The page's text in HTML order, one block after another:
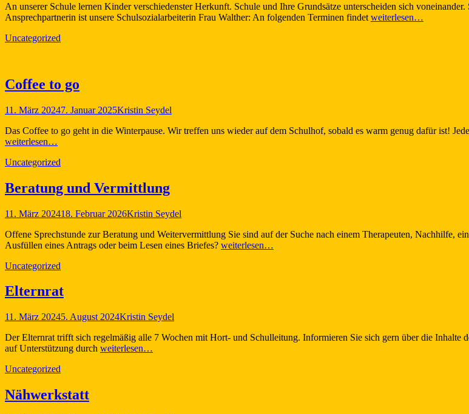
An unserer Schule lernen Kinder verschiedenster Herkunft. Schule und Ihre Grundsätze unterscheiden sich
Ansprechpartnerin ist unsere Schulsozialarbeiterin Frau Walther: An folgenden Terminen findet weiterlesen…
Kategorien
Uncategorized
Coffee to go
Veröffentlicht
11. März 20247. Januar 2025Autor
Kristin Seydel
Das Coffee to go geht in die Winterpause. Wir treffen uns wieder auf dem Schulhof, sobald es warm genug dafür ist!
weiterlesen…
Kategorien
Uncategorized
Beratung und Vermittlung
Veröffentlicht
11. März 202418. Februar 2026Autor
Kristin Seydel
Offene Sprechstunde zur Beratung und Weitervermittlung Sie sind auf der Suche nach einem Therapeuten, Nachhilfe,
Ausfüllen eines Antrags oder beim Lesen eines Briefes? weiterlesen…
Kategorien
Uncategorized
Elternrat
Veröffentlicht
11. März 20245. August 2024Autor
Kristin Seydel
Der Elternrat trifft sich regelmäßig alle 7 Wochen mit Hort- und Schulleitung. Informieren Sie sich gern über die Inhalte
auf Unterstützung durch weiterlesen…
Kategorien
Uncategorized
Nähwerkstatt